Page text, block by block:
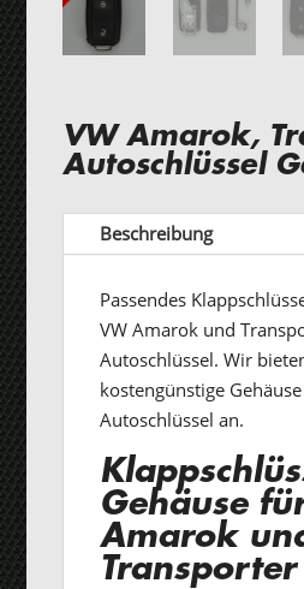
VW Amarok,
Autoschlüssel
Beschreibung
Passendes
VW Amarok und
Autoschlüssel. Wir
kostengünstige
Autoschlüssel an.
Gehäuse
Amarok
Transporter